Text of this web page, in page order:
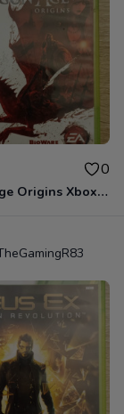
0
Dragon Age Origins Xbox 360